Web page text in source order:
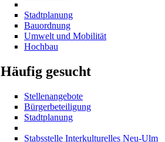
Stadtplanung
Bauordnung
Umwelt und Mobilität
Hochbau
Häufig gesucht
Stellenangebote
Bürgerbeteiligung
Stadtplanung
Stabsstelle Interkulturelles Neu-Ulm